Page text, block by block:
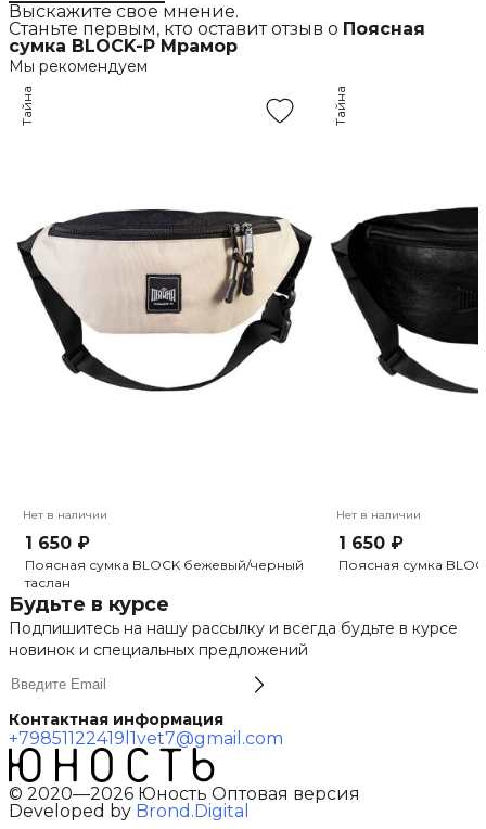
Выскажите свое мнение.
Станьте первым, кто оставит отзыв о Поясная
сумка BLOCK-P Мрамор
Мы рекомендуем
Нет в наличии
Тайна
1 650 ₽
Поясная сумка BLOCK бежевый/черный
таслан
Нет в наличии
Тайна
1 650 ₽
Поясная сумка
Будьте в курсе
Подпишитесь на нашу рассылку и всегда будьте в курсе
новинок и специальных предложений
Контактная информация
+79851122419 l1vet7@gmail.com
© 2020—2026 Юность Оптовая версия
Developed by Brond.Digital